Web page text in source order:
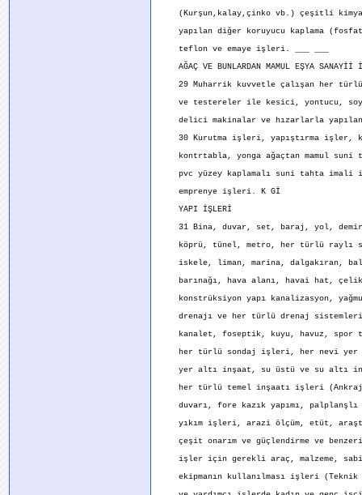
(Kurşun,kalay,çinko vb.) çeşitli
yapılan diğer koruyucu kaplama
teflon ve emaye işleri. ___ ___
AĞAÇ VE BUNLARDAN MAMUL EŞYA
29 Muharrik kuvvetle çalışan her türlü
ve testereler ile kesici, yontucu,
delici makinalar ve hızarlarla
30 Kurutma işleri, yapıştırma işler,
kontrtabla, yonga ağaçtan mamul suni
pvc yüzey kaplamalı suni tahta
emprenye işleri. K Gİ
YAPI İŞLERİ
31 Bina, duvar, set, baraj, yol,
köprü, tünel, metro, her türlü raylı
iskele, liman, marina, dalgakıran,
barınağı, hava alanı, havai hat, çelik
konstrüksiyon yapı kanalizasyon,
drenajı ve her türlü drenaj
kanalet, foseptik, kuyu, havuz, spor
her türlü sondaj işleri, her nevi yer
yer altı inşaat, su üstü ve su altı
her türlü temel inşaatı işleri
duvarı, fore kazık yapımı, palplanşlı
yıkım işleri, arazi ölçüm, etüt,
çeşit onarım ve güçlendirme ve
işler için gerekli araç, malzeme,
ekipmanın kullanılması işleri (Teknik